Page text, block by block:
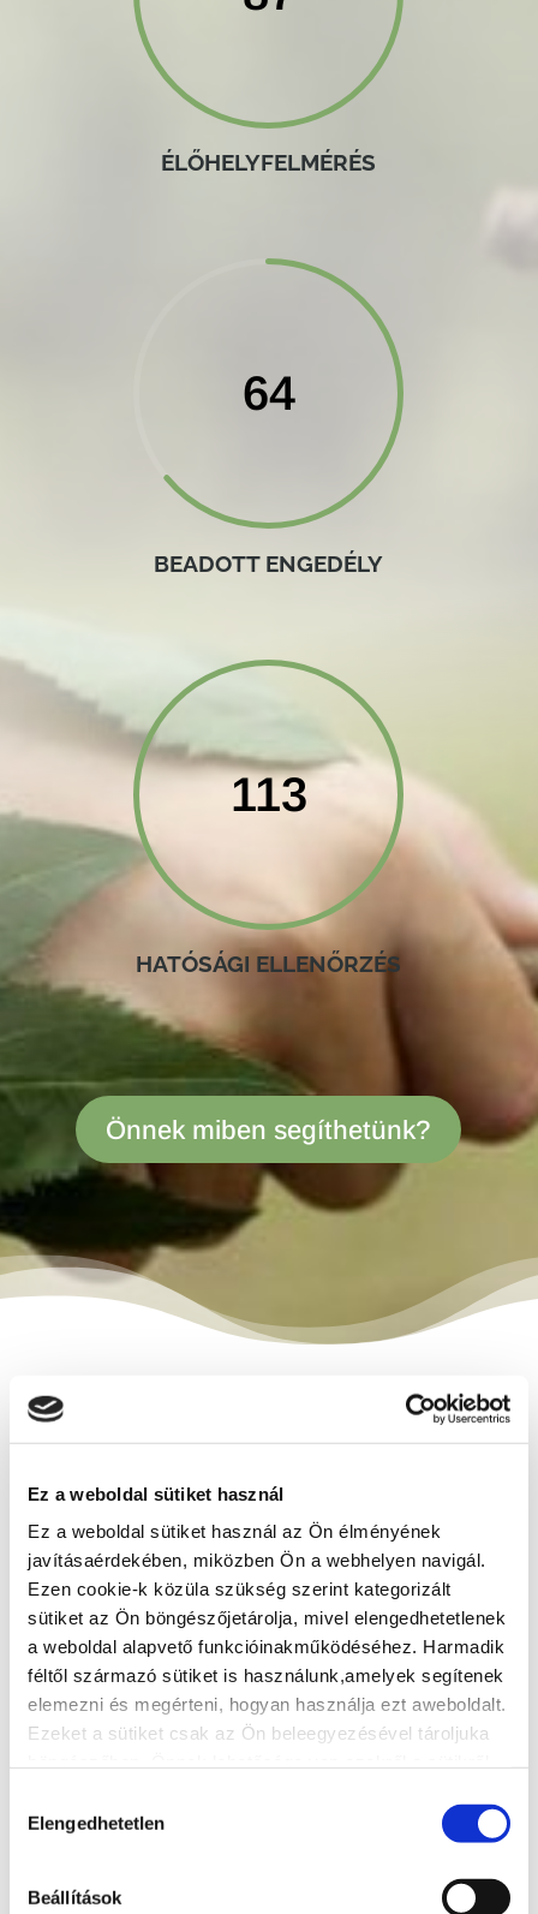
Ez a weboldal sütiket használ
Ez a weboldal sütiket használ az Ön élményének
javításaérdekében, miközben Ön a webhelyen navigál.
Ezen cookie-k közüla szükség szerint kategorizált
sütiket az Ön böngészőjetárolja, mivel elengedhetetlenek
a weboldal alapvető funkcióinakműködéséhez. Harmadik
féltől származó sütiket is használunk,amelyek segítenek
elemezni és megérteni, hogyan használja ezt aweboldalt.
Ezeket a sütiket csak az Ön beleegyezésével tároljuka
hatással lehetböngészési élményére.
kiválasztása
Elengedhetetlen
Beállítások
ÉLŐHELYFELMÉRÉS
64
BEADOTT ENGEDÉLY
113
HATÓSÁGI ELLENŐRZÉS
Önnek miben segíthetünk?
SZOLGÁLTATÁSOK